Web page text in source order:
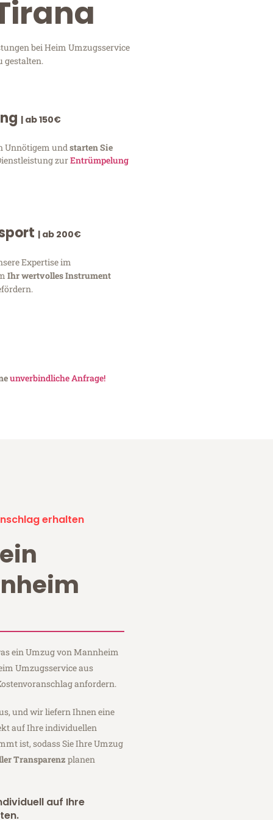
bei Heim Umzugsservice
gestalten.
| ab 150€
Unnötigem undstarten Sie
zurEntrümpelung
| ab 200€
Expertise im
Ihr wertvolles Instrument
unverbindliche Anfrage!
erhalten
ein Umzug von Mannheim
Umzugsservice aus
anfordern.
und wir liefern Ihnen eine
auf Ihre individuellen
ist, sodass Sie Ihre Umzug
Transparenz planen
auf Ihre